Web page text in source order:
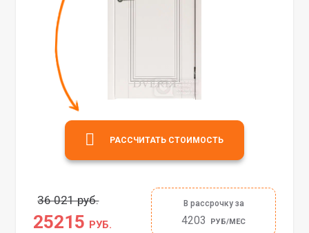
36 021 руб.
25215 РУБ.
В рассрочку за
4203 РУБ/МЕС
РАССЧИТАТЬ СТОИМОСТЬ